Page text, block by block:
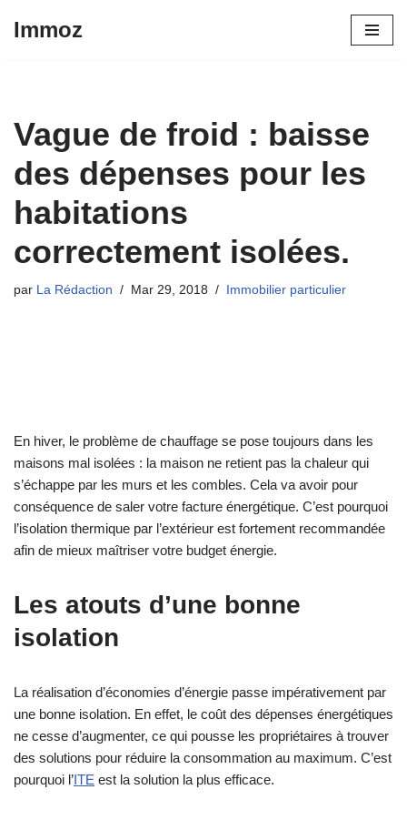
Immoz
Vague de froid : baisse
des dépenses pour les
habitations
correctement isolées.
par La Rédaction Mar 29, 2018 Immobilier particulier
En hiver, le problème de chauffage se pose toujours dans les
maisons mal isolées : la maison ne retient pas la chaleur qui
s’échappe par les murs et les combles. Cela va avoir pour
conséquence de saler votre facture énergétique. C’est pourquoi
l’isolation thermique par l’extérieur est fortement recommandée
afin de mieux maîtriser votre budget énergie.
Les atouts d’une bonne
isolation
La réalisation d’économies d’énergie passe impérativement par
une bonne isolation. En effet, le coût des dépenses énergétiques
ne cesse d’augmenter, ce qui pousse les propriétaires à trouver
des solutions pour réduire la consommation au maximum. C’est
pourquoi l’ITE est la solution la plus efficace.